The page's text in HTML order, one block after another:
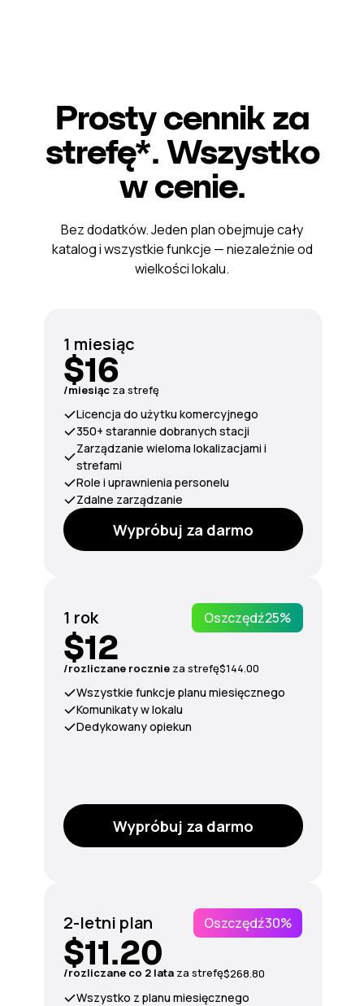
Prosty cennik za
strefę*. Wszystko
w cenie.
1 miesiąc
$16
/miesiąc za strefę
Licencja do użytku komercyjnego
350+ starannie dobranych stacji
Zarządzanie wieloma lokalizacjami i
strefami
Role i uprawnienia personelu
Zdalne zarządzanie
Wypróbuj za darmo
1 rok Oszczędź25%
$12
/rozliczane rocznie za strefę$144.00
Wszystkie funkcje planu miesięcznego
Komunikaty w lokalu
Dedykowany opiekun
Wypróbuj za darmo
2-letni plan Oszczędź30%
$11.20
/rozliczane co 2 lata za strefę$268.80
Wszystko z planu miesięcznego
Bez dodatków. Jeden plan obejmuje cały
katalog i wszystkie funkcje — niezależnie od
wielkości lokalu.